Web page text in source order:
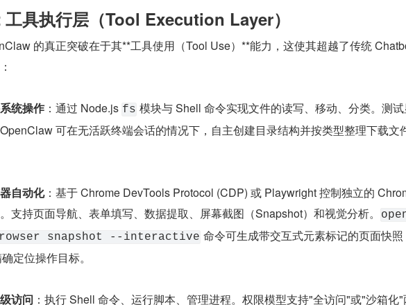
工具执行层（Tool Execution Layer）
的真正突破在于其**工具使用（Tool Use）**能力，这使其超越了传统
统操作 ：通过 Node.js fs 模块与 Shell 命令实现文件的读写、移动、分类。测试
可在无活跃终端会话的情况下，自主创建目录结构并按类型整理下载文
自动化：基于 Chrome DevTools Protocol (CDP) 或 Playwright 控制独立的
支持页面导航、表单填写、数据提取、屏幕截图（Snapshot）和视觉分析。
snapshot --interactive 命令可生成带交互式元素标记的页面快
定位操作目标。
访问 ：执行 Shell 命令、运行脚本、管理进程。权限模型支持"全访问"或"沙箱化"